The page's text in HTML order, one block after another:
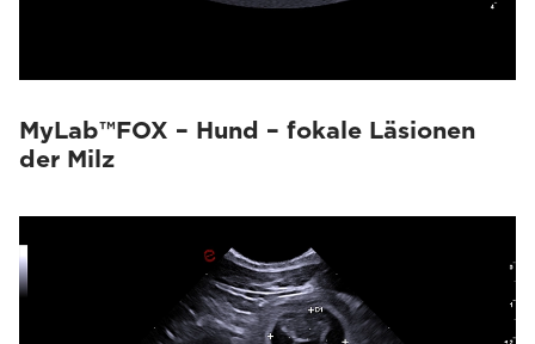
MyLab™FOX – Hund – fokale Läsionen
der Milz